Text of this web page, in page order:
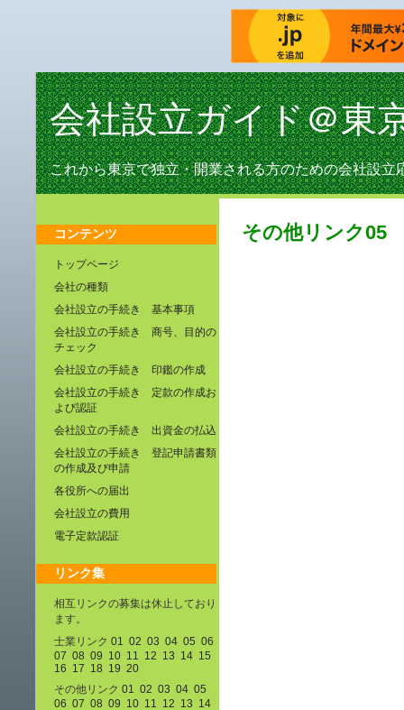
会社設立ガイド＠東
これから東京で独立・開業される方のための会社設立
その他リンク05
コンテンツ
トップページ
会社の種類
会社設立の手続き 基本事項
会社設立の手続き 商号、目的の
チェック
会社設立の手続き 印鑑の作成
会社設立の手続き 定款の作成お
よび認証
会社設立の手続き 出資金の払込
会社設立の手続き 登記申請書類
の作成及び申請
各役所への届出
会社設立の費用
電子定款認証
リンク集
相互リンクの募集は休止しており
ます。
士業リンク 01 02 03 04 05 06
07 08 09 10 11 12 13 14 15
16 17 18 19 20
その他リンク 01 02 03 04 05
06 07 08 09 10 11 12 13 14